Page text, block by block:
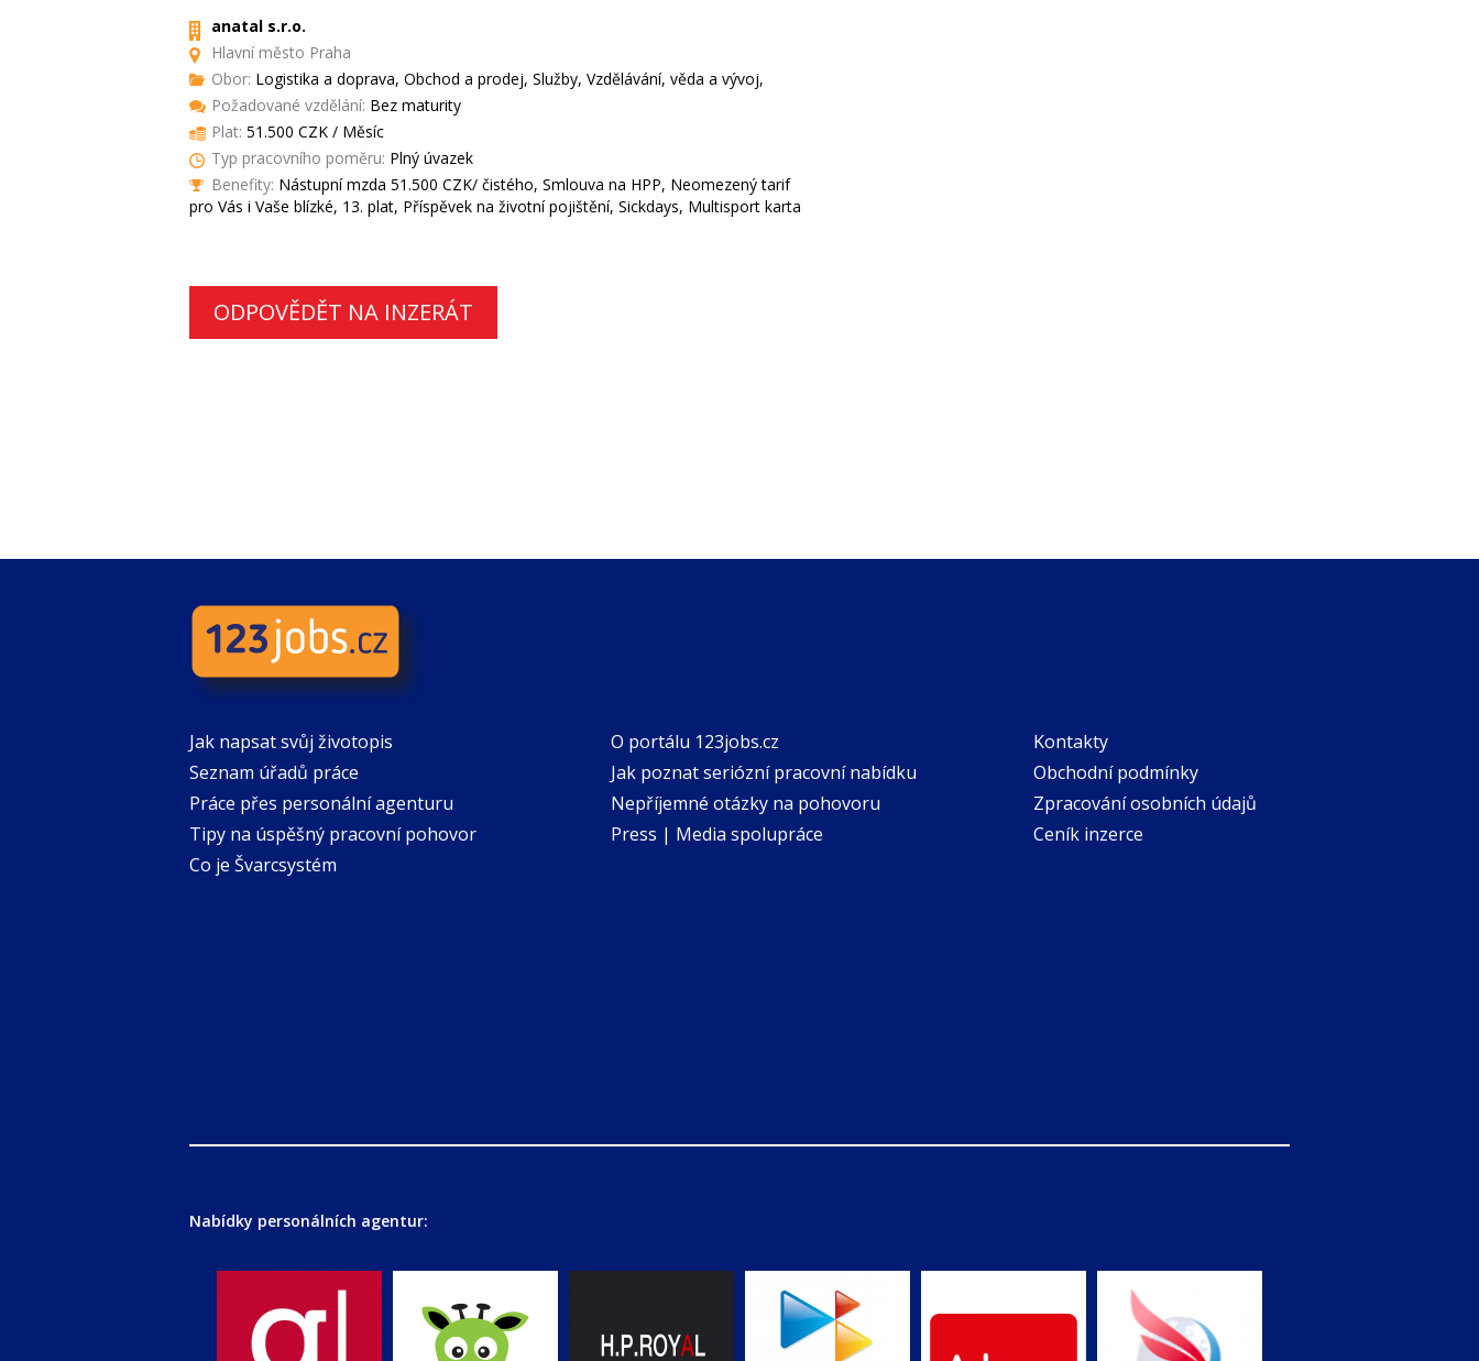
anatal s.r.o.
Hlavní město Praha
Obor: Logistika a doprava, Obchod a prodej, Služby, Vzdělávání, věda a vývoj,
Požadované vzdělání: Bez maturity
Plat: 51.500 CZK / Měsíc
Typ pracovního poměru: Plný úvazek
Benefity: Nástupní mzda 51.500 CZK/ čistého, Smlouva na HPP, Neomezený tarif
pro Vás i Vaše blízké, 13. plat, Příspěvek na životní pojištění, Sickdays, Multisport karta
ODPOVĚDĚT NA INZERÁT
Jak napsat svůj životopis
Seznam úřadů práce
Práce přes personální agenturu
Tipy na úspěšný pracovní pohovor
Co je Švarcsystém
O portálu 123jobs.cz
Jak poznat seriózní pracovní nabídku
Nepříjemné otázky na pohovoru
Press | Media spolupráce
Kontakty
Obchodní podmínky
Zpracování osobních údajů
Ceník inzerce
Nabídky personálních agentur: